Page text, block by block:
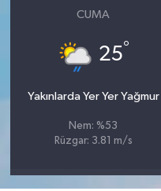
CUMA
25°
Yakınlarda Yer Yer Yağmur
Nem: %53
Rüzgar: 3.81 m/s